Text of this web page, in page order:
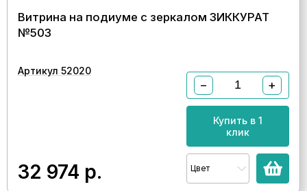
Витрина на подиуме с зеркалом ЗИККУРАТ
№503
Артикул 52020
32 974 р.
− +
Купить в 1
клик
Цвет